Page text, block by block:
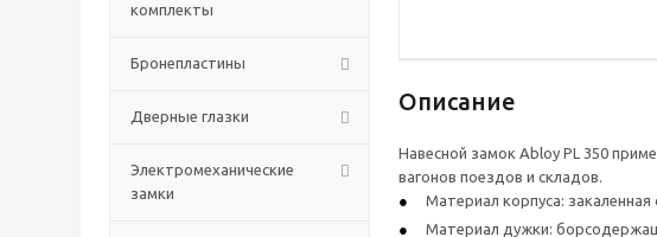
комплекты
Бронепластины
Дверные глазки
Электромеханические
замки
Описание
Навесной замок Abloy PL 350
вагонов поездов и складов.
Материал корпуса: закаленная
Материал дужки: